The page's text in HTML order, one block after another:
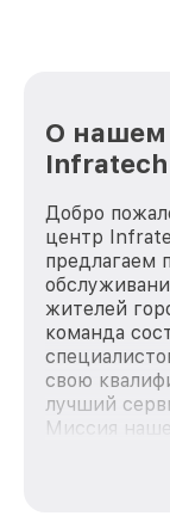
О нашем
Добро
центр
предлагаем
жителей
команда
свою
лучший
Миссия
каждого